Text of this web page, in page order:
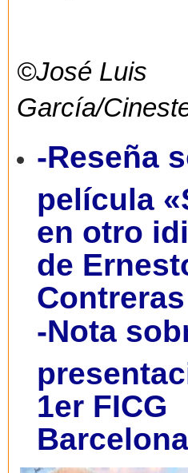
©José Luis
García/
-Reseña
película
en otro
de
Contreras
-Nota
1er FICG
Barcelona